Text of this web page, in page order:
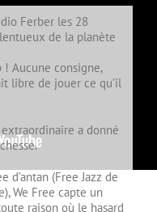
Ferber les 28
de la planète
! Aucune consigne,
libre de jouer ce qu’il
a donné
d’antan (Free Jazz de
We Free capte un
raison où le hasard